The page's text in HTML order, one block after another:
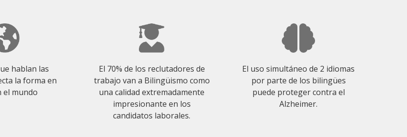
hablan las
la forma en
el mundo
El 70% de los reclutadores de
trabajo van a Bilingüismo como
una calidad extremadamente
impresionante en los
candidatos laborales.
El uso simultáneo de 2 idiomas
por parte de los bilingües
puede proteger contra el
Alzheimer.